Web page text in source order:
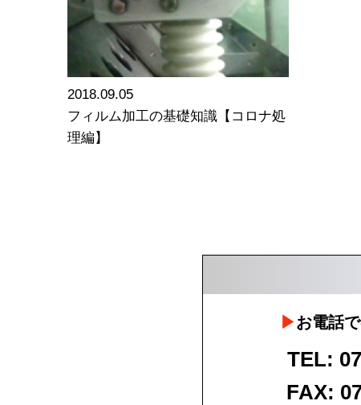
2018.09.05
フィルム加工の基礎知識【コロナ処
理編】
お電話
TEL:
FAX: